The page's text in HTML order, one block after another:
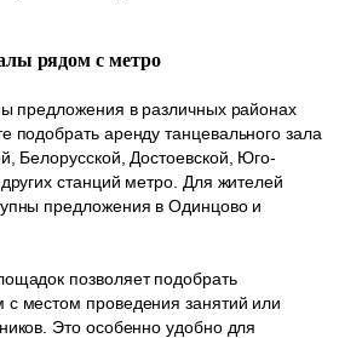
рядом с метро
предложения в различных районах
подобрать аренду танцевального зала
Белорусской, Достоевской, Юго-
станций метро. Для жителей
предложения в Одинцово и
позволяет подобрать
местом проведения занятий или
Это особенно удобно для